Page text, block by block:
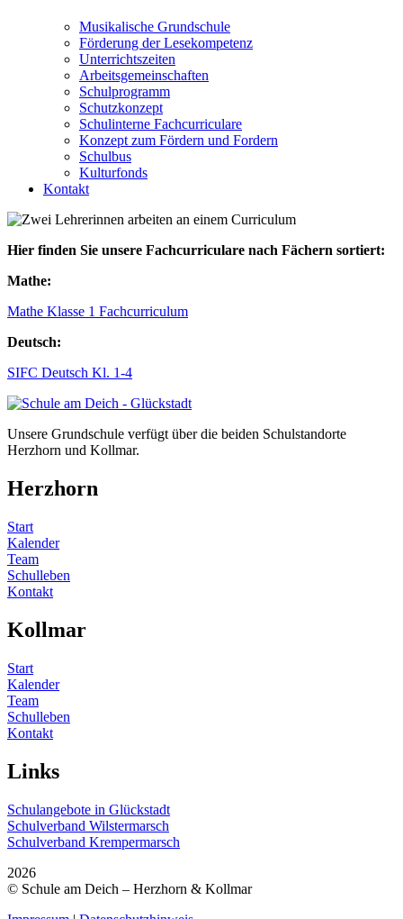
Musikalische Grundschule
Förderung der Lesekompetenz
Unterrichtszeiten
Arbeitsgemeinschaften
Schulprogramm
Schutzkonzept
Schulinterne Fachcurriculare
Konzept zum Fördern und Fordern
Schulbus
Kulturfonds
Kontakt
Hier finden Sie unsere Fachcurriculare nach Fächern sortiert:
Mathe:
Mathe Klasse 1 Fachcurriculum
Deutsch:
SIFC Deutsch Kl. 1-4
Unsere Grundschule verfügt über die beiden Schulstandorte
Herzhorn und Kollmar.
Herzhorn
Start
Kalender
Team
Schulleben
Kontakt
Kollmar
Start
Kalender
Team
Schulleben
Kontakt
Links
Schulangebote in Glückstadt
Schulverband Wilstermarsch
Schulverband Krempermarsch
2026
© Schule am Deich – Herzhorn & Kollmar